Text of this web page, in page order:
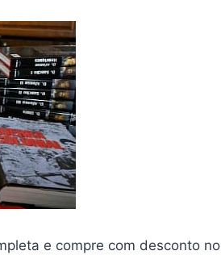
e compre com desconto no